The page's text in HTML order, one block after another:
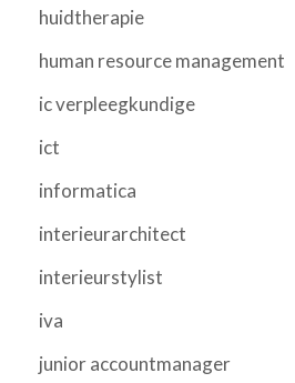
huidtherapie
human resource management
ic verpleegkundige
ict
informatica
interieurarchitect
interieurstylist
iva
junior accountmanager